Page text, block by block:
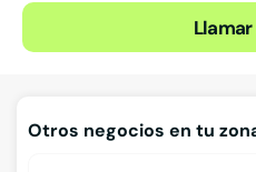
Otros negocios en tu